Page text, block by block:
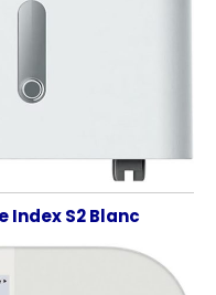
Index S2 Blanc